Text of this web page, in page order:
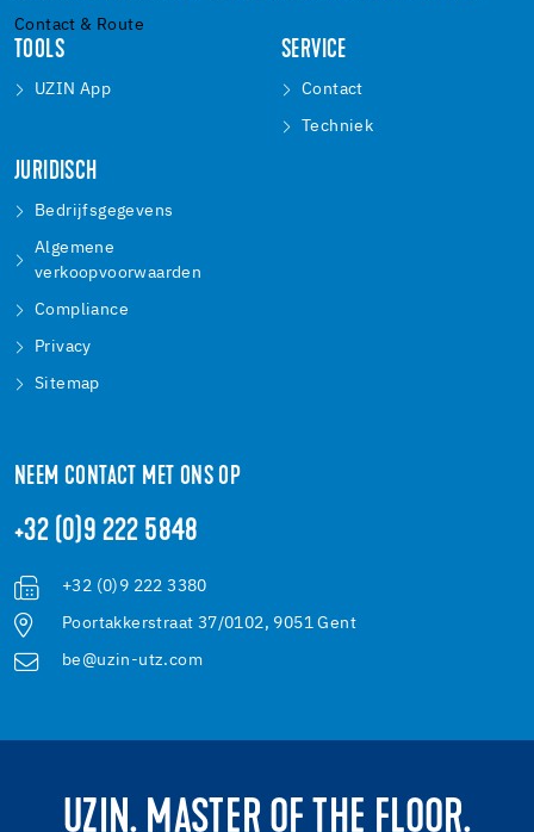
Contact & Route
TOOLS
UZIN App
SERVICE
Contact
Techniek
JURIDISCH
Bedrijfsgegevens
Algemene
verkoopvoorwaarden
Compliance
Privacy
Sitemap
NEEM CONTACT MET ONS OP
+32 (0)9 222 5848
+32 (0)9 222 3380
Poortakkerstraat 37/0102, 9051 Gent
be@uzin-utz.com
UZIN. MASTER OF THE FLOOR.